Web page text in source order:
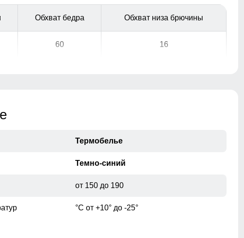
Обхват бедра Обхват низа брючины
60 16
при помощи сантиметровой ленты.
Термобелье
Темно-синий
от 150 до 190
°С от +10° до -25°